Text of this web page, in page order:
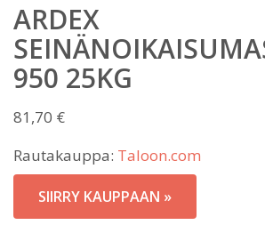
ARDEX
950 25KG
81,70 €
Rautakauppa: Taloon.com
SIIRRY KAUPPAAN »